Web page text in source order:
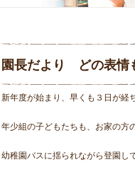
園長だより どの表
新年度が始まり、早くも３日が経
年少組の子どもたちも、お家の方
幼稚園バスに揺られながら登園し